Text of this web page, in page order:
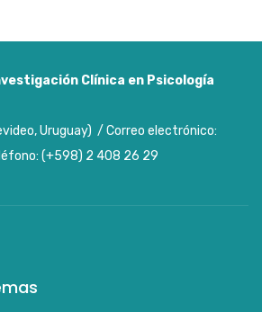
Clínica en Psicología
Uruguay) / Correo electrónico:
(+598) 2 408 26 29